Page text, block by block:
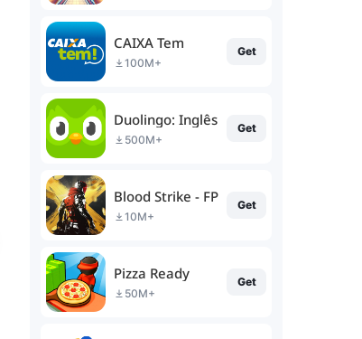
CAIXA Tem
100M+
Get
Duolingo: Inglês e muito mais!
500M+
Get
Blood Strike - FPS for all
10M+
Get
Pizza Ready
50M+
Get